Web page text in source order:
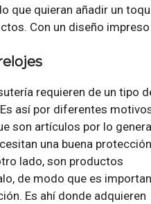
que quieran añadir un
Con un diseño
requieren de un tipo
así por diferentes
son artículos por lo
una buena protección
lado, son productos
de modo que es
Es ahí donde adquieren